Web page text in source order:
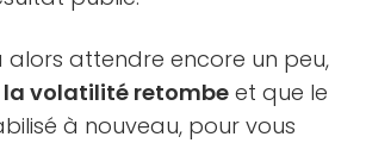
alors attendre encore un peu,
la volatilité retombe et que le
à nouveau, pour vous